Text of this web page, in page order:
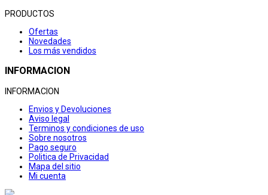
PRODUCTOS
Ofertas
Novedades
Los más vendidos
INFORMACION
INFORMACION
Envios y Devoluciones
Aviso legal
Terminos y condiciones de uso
Sobre nosotros
Pago seguro
Politica de Privacidad
Mapa del sitio
Mi cuenta